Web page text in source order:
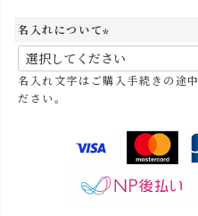
名入れについて
(
必
須
名入れ文字はご購入手続きの途
ださい。